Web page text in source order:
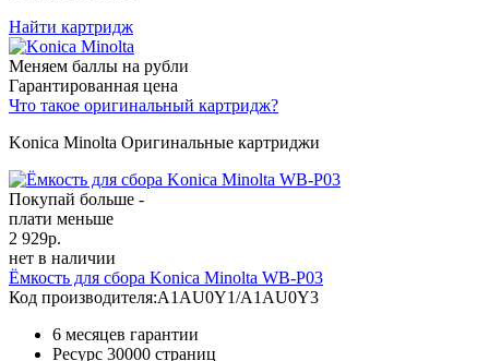
Найти картридж
Меняем баллы на рубли
Гарантированная цена
Что такое оригинальный картридж?
Konica Minolta Оригинальные картриджи
Покупай больше -
плати меньше
2 929р.
нет в наличии
Ёмкость для сбора Konica Minolta WB-P03
Код производителя:A1AU0Y1/A1AU0Y3
6 месяцев гарантии
Ресурс 30000 страниц